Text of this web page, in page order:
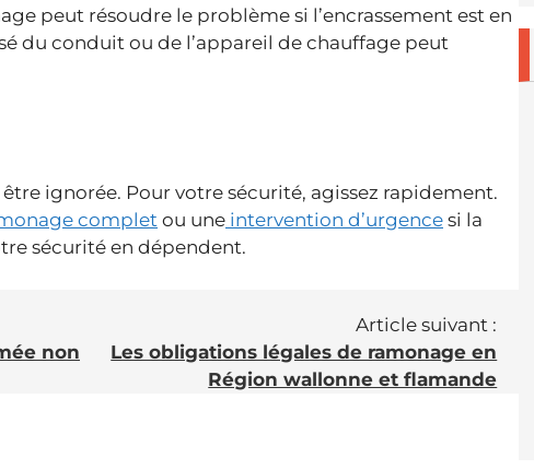
peut résoudre le problème si l’encrassement est en
du conduit ou de l’appareil de chauffage peut
ignorée. Pour votre sécurité, agissez rapidement.
complet ou une intervention d’urgence si la
sécurité en dépendent.
non
Article suivant :
Les obligations légales de ramonage en
Région wallonne et flamande